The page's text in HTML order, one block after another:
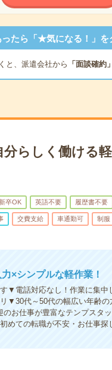
たら「★気になる！」を
と、派遣会社から 「面談確約」
らしく働ける
卒OK 英語不要 履歴書不要
交費支給 車通勤可 制服
×シンプルな軽作業！
▼電話対応なし！作業に集
▼30代～50代の幅広い年齢
お仕事が豊富なテンプスタ
めての転職が不安・お仕事探